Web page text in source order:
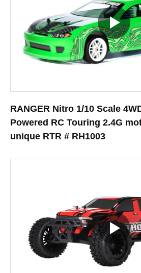
RANGER Nitro 1/10 Scale
Powered RC Touring 2.4G
unique RTR # RH1003